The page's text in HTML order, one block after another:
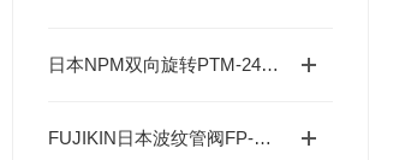
日本NPM双向旋转PTM-24H系列电机的特点
FUJIKIN日本波纹管阀FP-UBF-716-6.35特点